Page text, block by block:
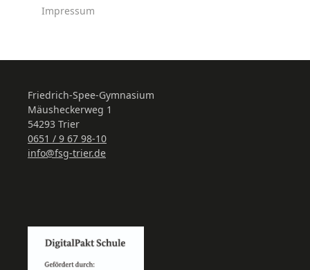
Impressum
Friedrich-Spee-Gymnasium
Mäusheckerweg 1
54293 Trier
0651 / 9 67 98-10
info@fsg-trier.de